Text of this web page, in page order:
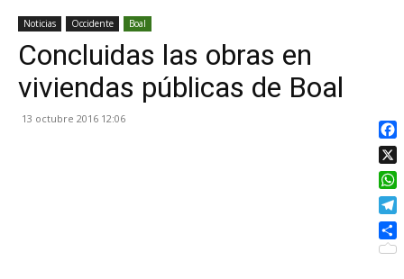
del
Noticias Occidente Boal
Concluidas las obras en
viviendas públicas de Boal
13 octubre 2016 12:06
X